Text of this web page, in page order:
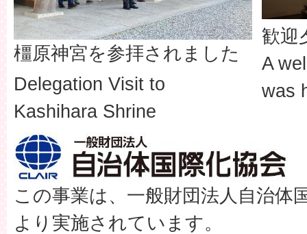
橿原神宮を参拝されました
Delegation Visit to
Kashihara Shrine
歓迎
A
was
この事業は、一般財団法人自治体
より実施されています。